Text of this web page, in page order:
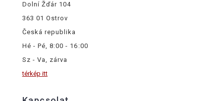
Dolní Žďár 104
363 01 Ostrov
Česká republika
Hé - Pé, 8:00 - 16:00
Sz - Va, zárva
térkép itt